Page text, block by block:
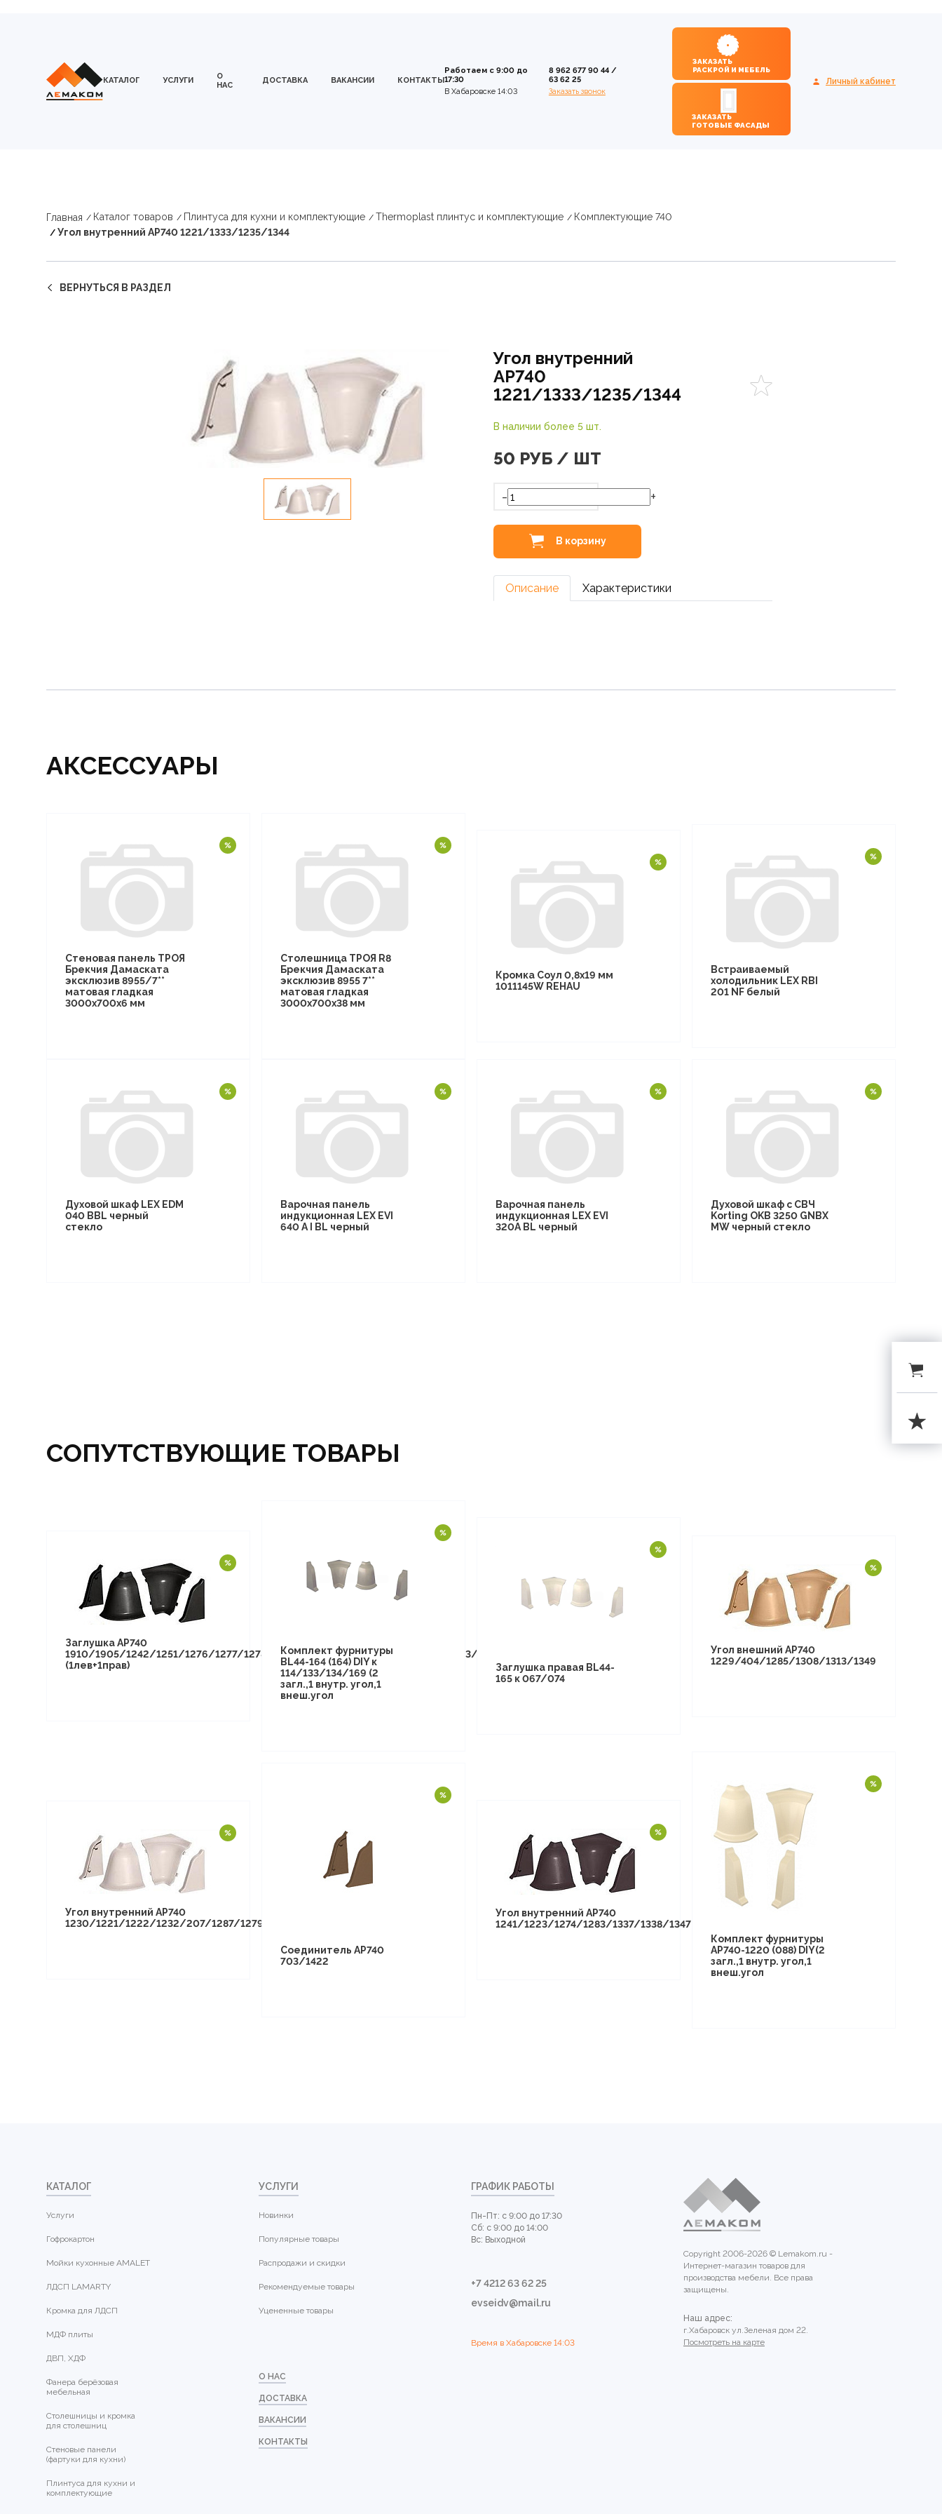
КАТАЛОГ УСЛУГИ
О
НАС
ДОСТАВКА ВАКАНСИИ КОНТАКТЫ
Работаем с 9:00 до
17:30
В Хабаровске 14:03
8 962 677 90 44/
63 62 25
Заказать звонок
ЗАКАЗАТЬ
РАСКРОЙ И МЕБЕЛЬ
ЗАКАЗАТЬ
ГОТОВЫЕ ФАСАДЫ
Личный кабинет
Главная Каталог товаров Плинтуса для кухни и комплектующие Thermoplast плинтус и комплектующие
Комплектующие 740
Угол внутренний АР740 1221/1333/1235/1344
ВЕРНУТЬСЯ В РАЗДЕЛ
Угол внутренний
АР740
1221/1333/1235/1344
В наличии более 5 шт.
50 РУБ / ШТ
- +
В корзину
Описание Характеристики
АКСЕССУАРЫ
Стеновая панель ТРОЯ
Брекчия Дамаската
эксклюзив 8955/7**
матовая гладкая
3000х700х6 мм
Столешница ТРОЯ R8
Брекчия Дамаската
эксклюзив 8955 7**
матовая гладкая
3000х700х38 мм
Кромка Соул 0,8х19 мм
1011145W REHAU
Встраиваемый
холодильник LEX RBI
201 NF белый
Духовой шкаф LEX EDM
040 BBL черный
стекло
Варочная панель
индукционная LEX EVI
640 A I BL черный
Варочная панель
индукционная LEX EVI
320A BL черный
Духовой шкаф с СВЧ
Korting OKB 3250 GNBX
MW черный стекло
СОПУТСТВУЮЩИЕ ТОВАРЫ
Заглушка АР740
1910/1905/1242/1251/1276/1277/1278/1294/1314/1329/1370/1371/1372/1373/13
(1лев+1прав)
Комплект фурнитуры
BL44-164 (164) DIY к
114/133/134/169 (2
загл.,1 внутр. угол,1
внеш.угол
Заглушка правая BL44-
165 к 067/074
Угол внешний АР740
1229/404/1285/1308/1313/1349
Угол внутренний АР740
1230/1221/1222/1232/207/1287/1279/1281/1298/1299
Соединитель АР740
703/1422
Угол внутренний АР740
1241/1223/1274/1283/1337/1338/1347
Комплект фурнитуры
AP740-1220 (088) DIY(2
загл.,1 внутр. угол,1
внеш.угол
КАТАЛОГ
Услуги
Гофрокартон
Мойки кухонные AMALET
ЛДСП LAMARTY
Кромка для ЛДСП
МДФ плиты
ДВП, ХДФ
Фанера берёзовая
мебельная
Столешницы и кромка
для столешниц
Стеновые панели
(фартуки для кухни)
Плинтуса для кухни и
комплектующие
УСЛУГИ
Новинки
Популярные товары
Распродажи и скидки
Рекомендуемые товары
Уцененные товары
О НАС
ДОСТАВКА
ВАКАНСИИ
КОНТАКТЫ
ГРАФИК РАБОТЫ
Пн-Пт: с 9:00 до 17:30
Сб: с 9:00 до 14:00
Вс: Выходной
+7 4212 63 62 25
evseidv@mail.ru
Время в Хабаровске 14:03
Copyright 2006-2026 © Lemakom.ru -
Интернет-магазин товаров для
производства мебели. Все права
защищены.
Наш адрес:
г.Хабаровск ул.Зеленая дом 22.
Посмотреть на карте